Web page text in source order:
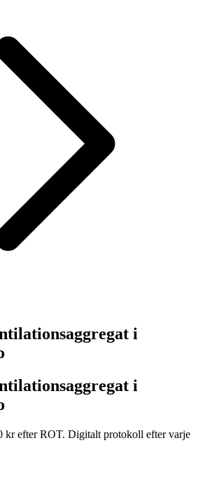
i
i
kr efter ROT. Digitalt protokoll efter varje